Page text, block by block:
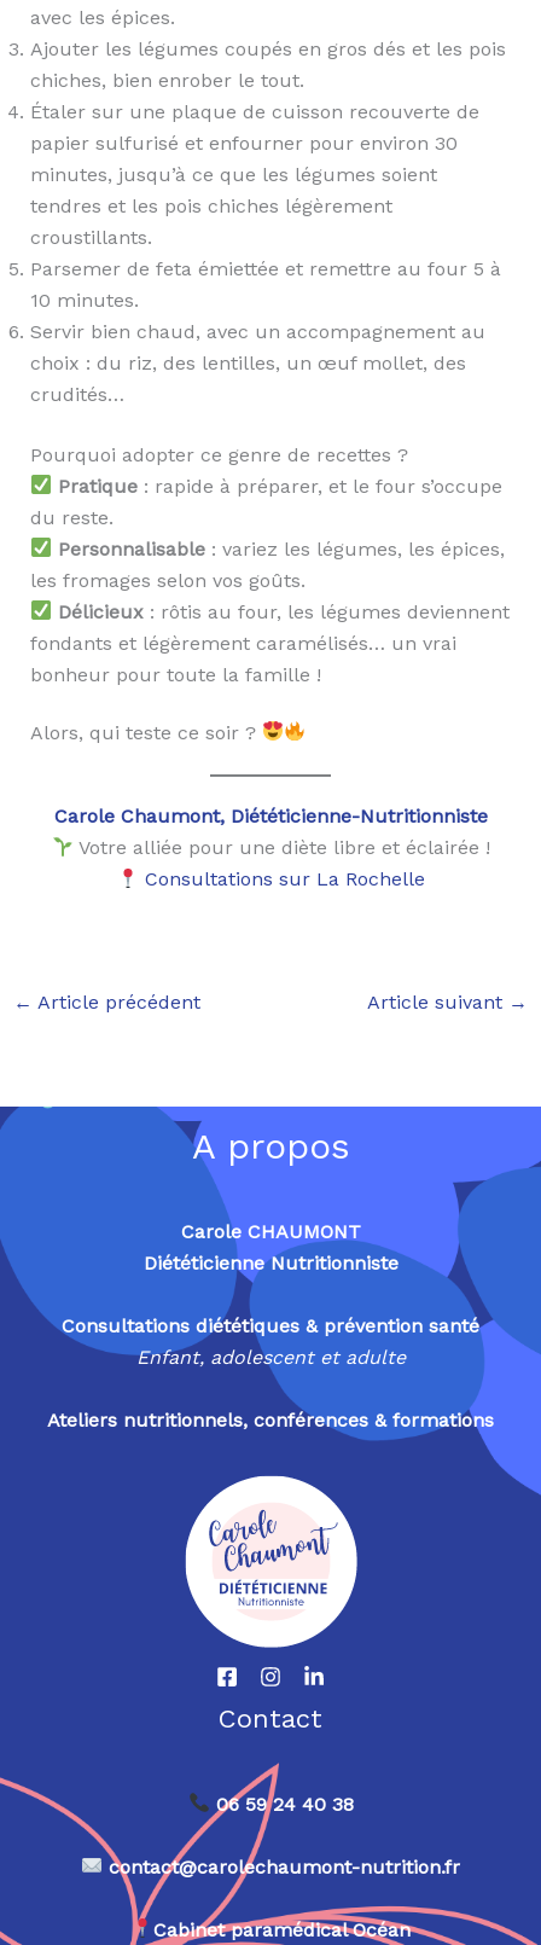
avec les épices.
Ajouter les légumes coupés en gros dés et les pois
chiches, bien enrober le tout.
Étaler sur une plaque de cuisson recouverte de
papier sulfurisé et enfourner pour environ 30
minutes, jusqu’à ce que les légumes soient
tendres et les pois chiches légèrement
croustillants.
Parsemer de feta émiettée et remettre au four 5 à
10 minutes.
Servir bien chaud, avec un accompagnement au
choix : du riz, des lentilles, un œuf mollet, des
crudités…
Pourquoi adopter ce genre de recettes ?
Pratique: rapide à préparer, et le four s’occupe
du reste.
Personnalisable: variez les légumes, les épices,
les fromages selon vos goûts.
Délicieux: rôtis au four, les légumes deviennent
fondants et légèrement caramélisés… un vrai
bonheur pour toute la famille !
Alors, qui teste ce soir ?
Carole Chaumont, Diététicienne-Nutritionniste
Votre alliée pour une diète libre et éclairée !
Consultations sur La Rochelle
← Article précédent Article suivant →
A propos
Carole CHAUMONT
Diététicienne Nutritionniste
Consultations diététiques & prévention santé
Enfant, adolescent et adulte
Ateliers nutritionnels, conférences & formations
Contact
06 59 24 40 38
contact@carolechaumont-nutrition.fr
Cabinet paramédical Océan